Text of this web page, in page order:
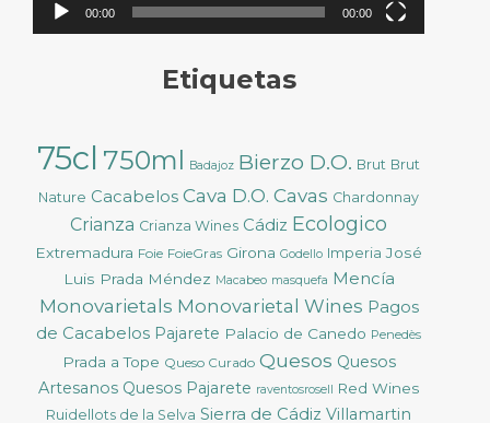
00:00 00:00
Etiquetas
75cl 750ml Badajoz Bierzo D.O. Brut Brut
Nature Cacabelos Cava D.O. Cavas Chardonnay
Crianza Crianza Wines Cádiz Ecologico
Extremadura Foie FoieGras Girona Godello Imperia José
Luis Prada Méndez Macabeo masquefa Mencía
Monovarietals Monovarietal Wines Pagos
de Cacabelos Pajarete Palacio de Canedo Penedès
Prada a Tope Queso Curado Quesos Quesos
Artesanos Quesos Pajarete raventosrosell Red Wines
Ruidellots de la Selva Sierra de Cádiz Villamartin